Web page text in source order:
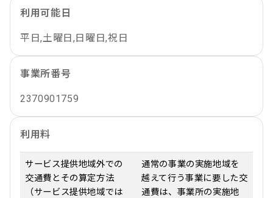
利用可能日
平日,土曜日,日曜日,祝日
事業所番号
2370901759
利用料
サービス提供地域外での
交通費とその算定方法
（サービス提供地域では
通常の事業の実施地域を
越えて行う事業に要した交
通費は、事業所の実施地